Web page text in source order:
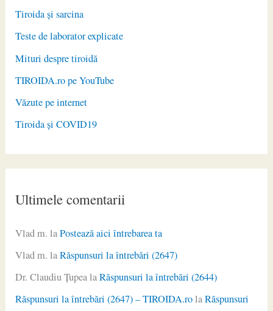
Tiroida și sarcina
Teste de laborator explicate
Mituri despre tiroidă
TIROIDA.ro pe YouTube
Văzute pe internet
Tiroida și COVID19
Ultimele comentarii
Vlad m. laPostează aici întrebarea ta
Vlad m. laRăspunsuri la întrebări (2647)
Dr. Claudiu ŢupealaRăspunsuri la întrebări (2644)
Răspunsuri la întrebări (2647) – TIROIDA.rolaRăspunsuri